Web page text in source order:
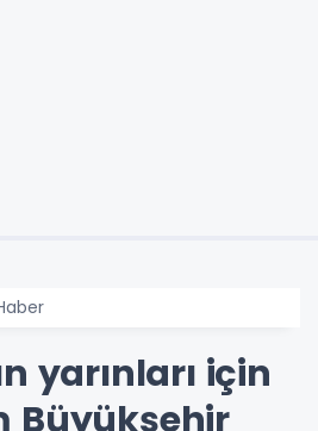
yarınları için
Büyükşehir